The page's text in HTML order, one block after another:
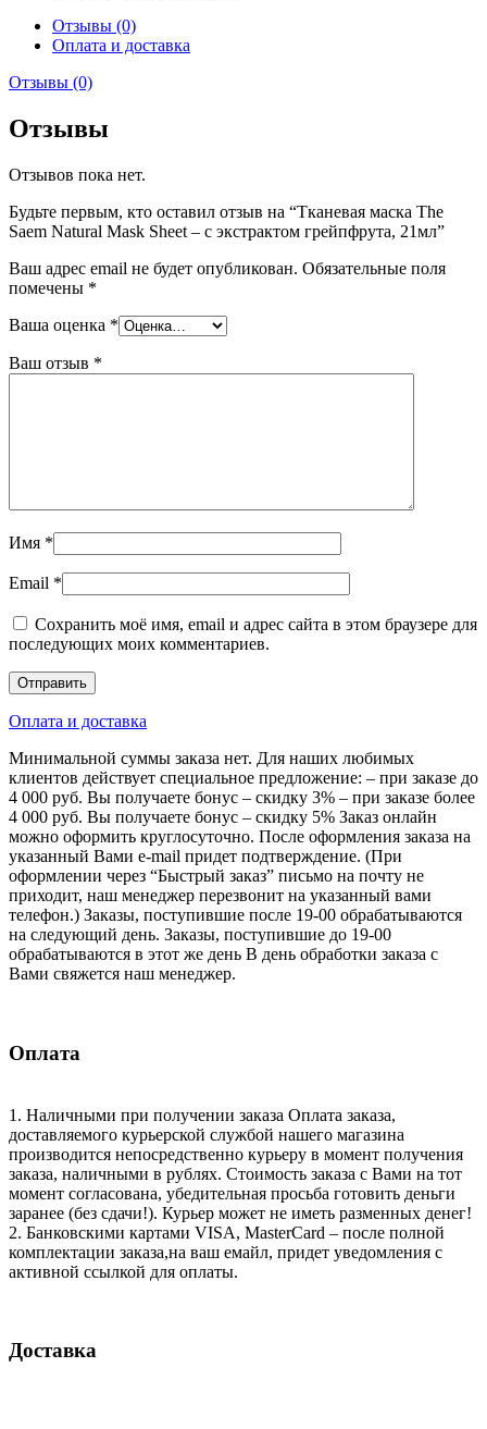
Отзывы (0)
Оплата и доставка
Отзывы (0)
Отзывы
Отзывов пока нет.
Будьте первым, кто оставил отзыв на “Тканевая маска The
Saem Natural Mask Sheet – с экстрактом грейпфрута, 21мл”
Ваш адрес email не будет опубликован. Обязательные поля
помечены *
Ваша оценка *
Ваш отзыв *
Имя *
Email *
Сохранить моё имя, email и адрес сайта в этом браузере для
последующих моих комментариев.
Оплата и доставка
Минимальной суммы заказа нет. Для наших любимых
клиентов действует специальное предложение: – при заказе до
4 000 руб. Вы получаете бонус – скидку 3% – при заказе более
4 000 руб. Вы получаете бонус – скидку 5% Заказ онлайн
можно оформить круглосуточно. После оформления заказа на
указанный Вами e-mail придет подтверждение. (При
оформлении через “Быстрый заказ” письмо на почту не
приходит, наш менеджер перезвонит на указанный вами
телефон.) Заказы, поступившие после 19-00 обрабатываются
на следующий день. Заказы, поступившие до 19-00
обрабатываются в этот же день В день обработки заказа с
Вами свяжется наш менеджер.
Оплата
1. Наличными при получении заказа Оплата заказа,
доставляемого курьерской службой нашего магазина
производится непосредственно курьеру в момент получения
заказа, наличными в рублях. Стоимость заказа с Вами на тот
момент согласована, убедительная просьба готовить деньги
заранее (без сдачи!). Курьер может не иметь разменных денег!
2. Банковскими картами VISA, MasterCard – после полной
комплектации заказа,на ваш емайл, придет уведомления с
активной ссылкой для оплаты.
Доставка